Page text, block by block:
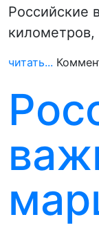
Российские
читать...